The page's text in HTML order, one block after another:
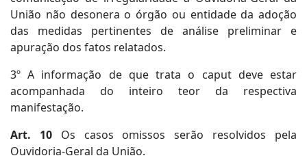
União não desonera o órgão ou entidade da adoção
das medidas pertinentes de análise preliminar e
apuração dos fatos relatados.
3º A informação de que trata o caput deve estar
acompanhada do inteiro teor da respectiva
manifestação.
Art. 10Os casos omissos serão resolvidos pela
Ouvidoria-Geral da União.